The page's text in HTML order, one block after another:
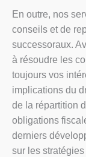
En outre, nos
conseils et de
successoraux.
à résoudre les
toujours vos
implications du
de la répartition
obligations
derniers
sur les